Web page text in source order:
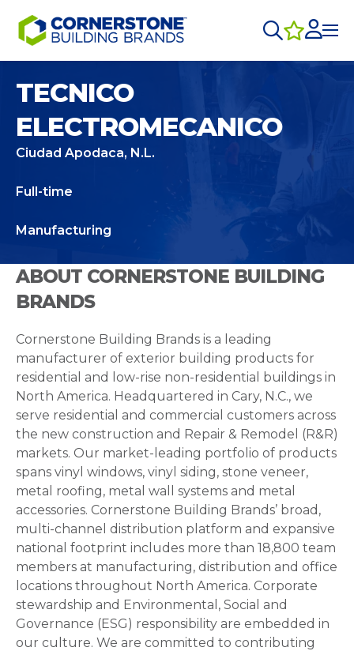
TECNICO
ELECTROMECANICO
Ciudad Apodaca, N.L.
Full-time
Manufacturing
ABOUT CORNERSTONE BUILDING
BRANDS
Cornerstone Building Brands is a leading
manufacturer of exterior building products for
residential and low-rise non-residential buildings in
North America. Headquartered in Cary, N.C., we
serve residential and commercial customers across
the new construction and Repair & Remodel (R&R)
markets. Our market-leading portfolio of products
spans vinyl windows, vinyl siding, stone veneer,
metal roofing, metal wall systems and metal
accessories. Cornerstone Building Brands’ broad,
multi-channel distribution platform and expansive
national footprint includes more than 18,800 team
members at manufacturing, distribution and office
locations throughout North America. Corporate
stewardship and Environmental, Social and
Governance (ESG) responsibility are embedded in
our culture. We are committed to contributing